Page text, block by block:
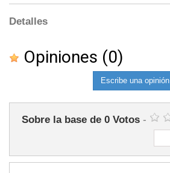
Detalles
Opiniones (0)
Escribe una opinión
Sobre la base de 0 Votos -